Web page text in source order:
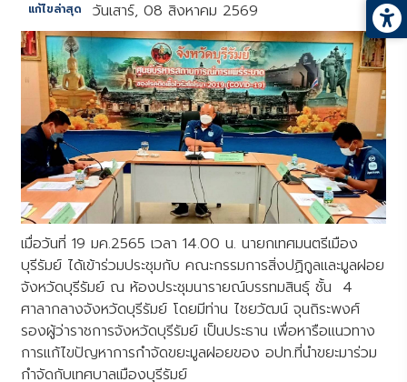
แก้ไขล่าสุด วันเสาร์, 08 สิงหาคม 2569
เมื่อวันที่ 19 มค.2565 เวลา 14.00 น. นายกเทศมนตรีเมือง
บุรีรัมย์ ได้เข้าร่วมประชุมกับ คณะกรรมการสิ่งปฏิกูลและมูลฝอย
จังหวัดบุรีรัมย์ ณ ห้องประชุมนารายณ์บรรทมสินธ์ุ ชั้น 4
ศาลากลางจังหวัดบุรีรัมย์ โดยมีท่าน ไชยวัฒน์ จุนถิระพงศ์
รองผู้ว่าราชการจังหวัดบุรีรัมย์ เป็นประธาน เพื่อหารือแนวทาง
การแก้ไขปัญหาการกำจัดขยะมูลฝอยของ อปท.ที่นำขยะมาร่วม
กำจัดกับเทศบาลเมืองบุรีรัมย์